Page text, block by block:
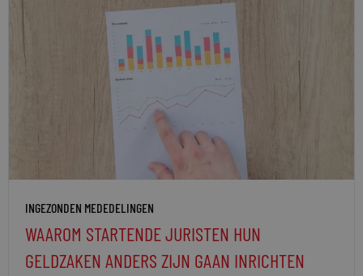
INGEZONDEN MEDEDELINGEN
WAAROM STARTENDE JURISTEN HUN
GELDZAKEN ANDERS ZIJN GAAN INRICHTEN